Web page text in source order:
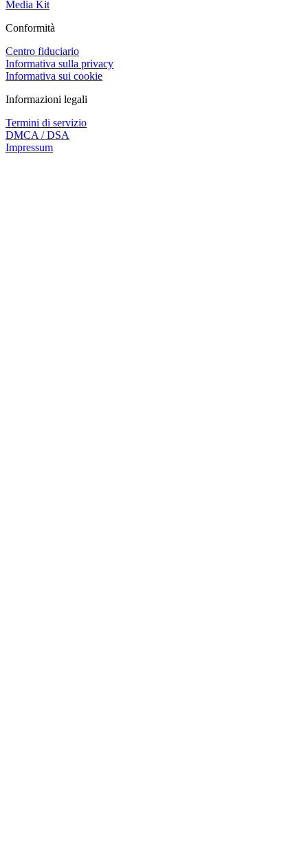
Media Kit
Conformità
Centro fiduciario
Informativa sulla privacy
Informativa sui cookie
Informazioni legali
Termini di servizio
DMCA / DSA
Impressum